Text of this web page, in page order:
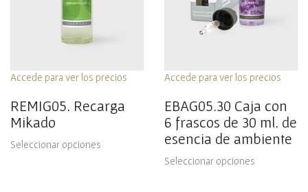
Accede para ver los precios
REMIG05. Recarga
Mikado
Seleccionar opciones
Accede para ver los precios
EBAG05.30 Caja con
6 frascos de 30 ml. de
esencia de ambiente
Seleccionar opciones